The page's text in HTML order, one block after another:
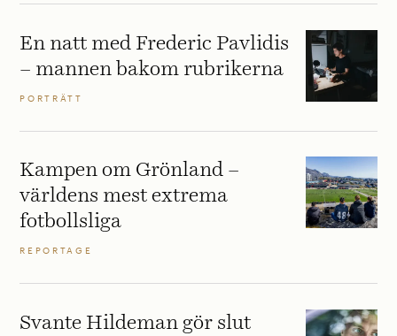
En natt med Frederic Pavlidis
– mannen bakom rubrikerna
PORTRÄTT
Kampen om Grönland –
världens mest extrema
fotbollsliga
REPORTAGE
Svante Hildeman gör slut